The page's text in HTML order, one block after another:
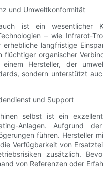
und Umweltkonformität
ist ein wesentlicher
– wie Infrarot-
erhebliche langfristige
flüchtiger organischer
einem Hersteller, der
sondern unterstützt
und Support
selbst ist ein
Anlagen. Aufgrund
führen. Hersteller
Verfügbarkeit von
zusätzlich.
von Referenzen oder